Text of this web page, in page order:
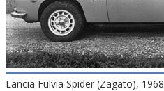
Lancia Fulvia Spider (Zagato), 1968